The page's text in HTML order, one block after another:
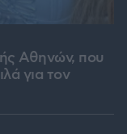
Αθηνών, που
για τον